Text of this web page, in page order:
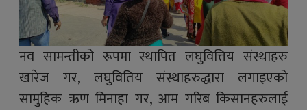
नव सामन्तीको रूपमा स्थापित लघुवित्तिय संस्थाहरु
खारेज गर, लघुवितिय संस्थाहरुद्धारा लगाइएको
सामुहिक ऋण मिनाहा गर, आम गरिब किसानहरुलाई